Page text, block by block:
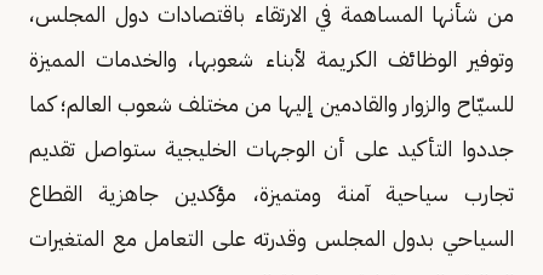
من شأنها المساهمة في الارتقاء باقتصادات دول المجلس،
وتوفير الوظائف الكريمة لأبناء شعوبها، والخدمات المميزة
للسيّاح والزوار والقادمين إليها من مختلف شعوب العالم؛ كما
جددوا التأكيد على أن الوجهات الخليجية ستواصل تقديم
تجارب سياحية آمنة ومتميزة، مؤكدين جاهزية القطاع
السياحي بدول المجلس وقدرته على التعامل مع المتغيرات